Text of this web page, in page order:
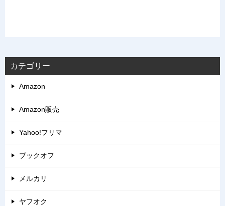
カテゴリー
Amazon
Amazon販売
Yahoo!フリマ
ブックオフ
メルカリ
ヤフオク